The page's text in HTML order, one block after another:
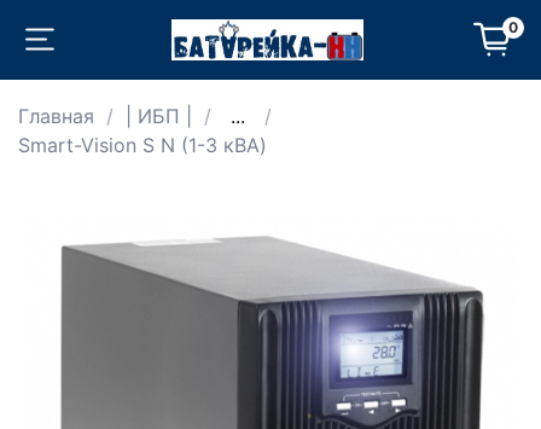
0
Главная | ИБП |
...
Smart-Vision S N (1-3 кВА)